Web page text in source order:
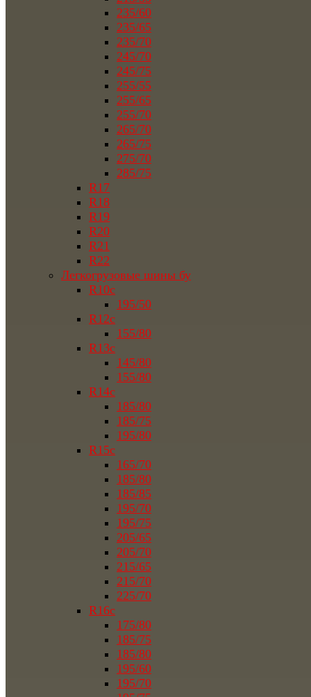
235/60
235/65
235/70
245/70
245/75
255/55
255/65
255/70
265/70
265/75
275/70
285/75
R17
R18
R19
R20
R21
R22
Легкогрузовые шины бу
R10c
195/50
R12c
155/80
R13c
145/80
155/80
R14c
185/80
185/75
195/80
R15c
165/70
185/80
185/85
195/70
195/75
205/65
205/70
215/65
215/70
225/70
R16c
175/80
185/75
185/80
195/60
195/70